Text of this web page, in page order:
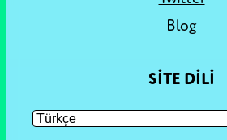
Blog
SITE DILI